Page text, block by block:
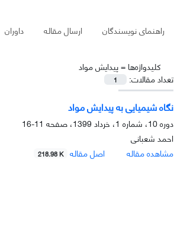
راهنمای نویسندگان ارسال مقاله داوران
کلیدواژه‌ها =پیدایش مواد
تعداد مقالات:
1
نگاه شیمیایی به پیدایش مواد
دوره 10، شماره 1، خرداد 1399، صفحه
11-16
احمد شعبانی
مشاهده مقاله
اصل مقاله 218.98 K